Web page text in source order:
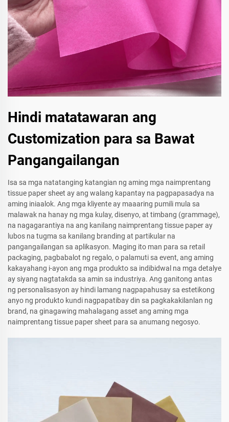
Hindi matatawaran ang
Customization para sa Bawat
Pangangailangan
Isa sa mga natatanging katangian ng aming mga naimprentang
tissue paper sheet ay ang walang kapantay na pagpapasadya na
aming iniaalok. Ang mga kliyente ay maaaring pumili mula sa
malawak na hanay ng mga kulay, disenyo, at timbang (grammage),
na nagagarantiya na ang kanilang naimprentang tissue paper ay
lubos na tugma sa kanilang branding at partikular na
pangangailangan sa aplikasyon. Maging ito man para sa retail
packaging, pagbabalot ng regalo, o palamuti sa event, ang aming
kakayahang i-ayon ang mga produkto sa indibidwal na mga detalye
ay siyang nagtatakda sa amin sa industriya. Ang ganitong antas
ng personalisasyon ay hindi lamang nagpapahusay sa estetikong
anyo ng produkto kundi nagpapatibay din sa pagkakakilanlan ng
brand, na ginagawing mahalagang asset ang aming mga
naimprentang tissue paper sheet para sa anumang negosyo.